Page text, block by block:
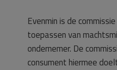
Evenmin is de
toepassen van
ondernemer. De
consument hiermee